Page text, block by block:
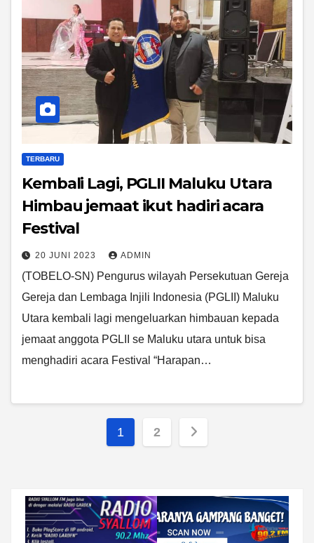
TERBARU
Kembali Lagi, PGLII Maluku Utara
Himbau jemaat ikut hadiri acara
Festival
20 JUNI 2023 ADMIN
(TOBELO-SN) Pengurus wilayah Persekutuan Gereja
Gereja dan Lembaga Injili Indonesia (PGLII) Maluku
Utara kembali lagi mengeluarkan himbauan kepada
jemaat anggota PGLII se Maluku utara untuk bisa
menghadiri acara Festival “Harapan…
Paginasi
1 2